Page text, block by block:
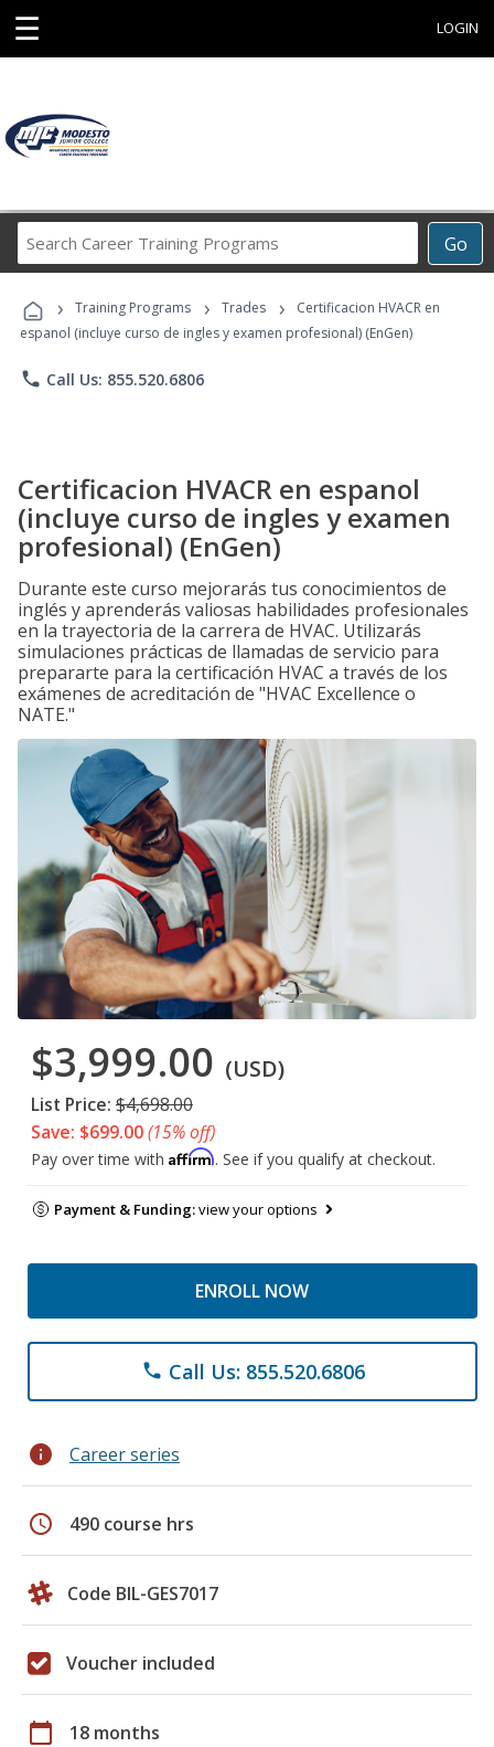
☰ LOGIN
Go
Career
Programs
› Training Programs › Trades ›
Certificacion HVACR en
espanol (incluye curso de ingles y examen profesional) (EnGen)
phone Call Us: 855.520.6806
Certificacion HVACR en espanol
(incluye curso de ingles y examen
profesional) (EnGen)
Durante este curso mejorarás tus conocimientos de
inglés y aprenderás valiosas habilidades profesionales
en la trayectoria de la carrera de HVAC. Utilizarás
simulaciones prácticas de llamadas de servicio para
prepararte para la certificación HVAC a través de los
exámenes de acreditación de "HVAC Excellence o
NATE."
$3,999.00 (USD)
List Price: $4,698.00
Save: $699.00(15% off)
Pay over time with Affirm. See if you qualify at checkout.
Payment & Funding:view your options
ENROLL NOW
phone Call Us: 855.520.6806
info Career series
schedule 490 course hrs
Code BIL-GES7017
Voucher included
calendar_today 18 months